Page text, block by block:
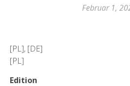
Februar 1,
[PL], [DE]
[PL]
Edition